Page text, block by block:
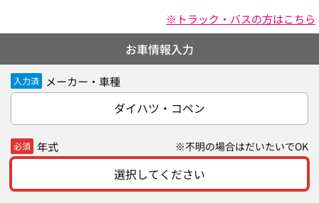
※トラック・バスの方はこちら
お車情報入力
入力済 メーカー・車種
ダイハツ・コペン
必須 年式 ※不明の場合はだいたいでOK
選択してください